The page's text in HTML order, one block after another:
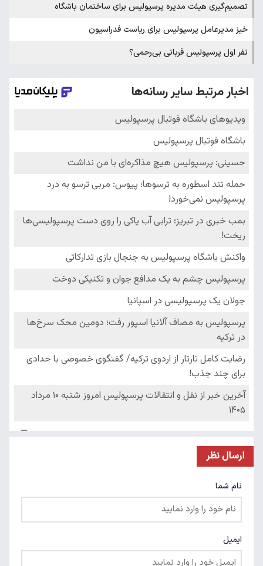
تصمیم‌گیری هیئت مدیره پرسپولیس برای ساختمان باشگاه
خیز مدیرعامل پرسپولیس برای ریاست فدراسیون
نفر اول پرسپولیس قربانی بی‌رحمی؟
ارسال نظر
نام شما
ایمیل